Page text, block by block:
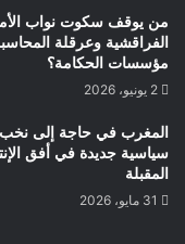
* الحكومة: أخذ الرئيس
ودعوا إلى اتخاذ تدابير
eureporter.co
* الجماعات الإسلامية:
للديانة الإسلامية
ولاستخدامه مصطلحات
تعريفات واضحة. وكالة
من يوقف سكوت نواب
الفراقشية وعرقلة
مؤسسات الحكامة؟
2 يونيو، 2026
المغرب في حاجة إلى نخب
سياسية جديدة في أفق
المقبلة
31 مايو، 2026